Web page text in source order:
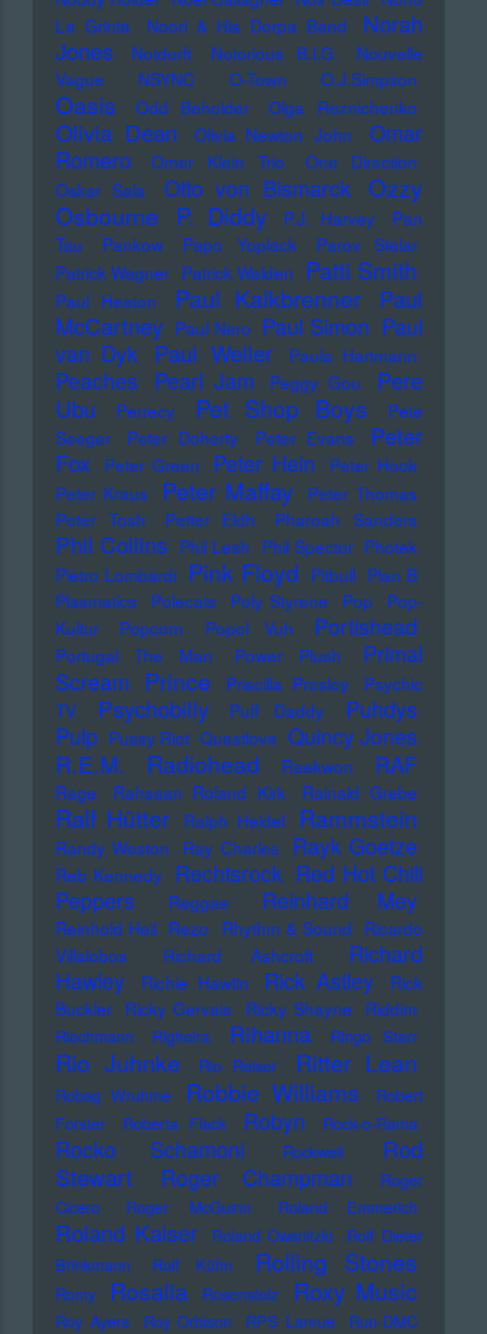
La Grinta
Noori & His Dorpa Band
Norah
Jones
Notdurft Notorious B.I.G.
Nouvelle
Vague
NSYNC O-Town O.J.Simpson
Oasis Odd Beholder Olga Reznichenko
Olivia Dean Olivia Newton John
Omar
Romero
Omer Klein Trio
One Direction
Oskar Sala
Otto von Bismarck Ozzy
Osbourne
P. Diddy P.J. Harvey
Pan
Tau
Pankow Papo Yoplack
Parov Stelar
Patrick Wagner Patrick Walden Patti Smith
Paul Heaton Paul Kalkbrenner
Paul
McCartney Paul Nero Paul Simon Paul
van Dyk Paul Weller Paula Hartmann
Peaches Pearl Jam Peggy Gou
Pere
Ubu
Perrecy Pet Shop Boys
Pete
Seeger
Peter Doherty Peter Evans
Peter
Fox
Peter Green Peter Hein
Peter Hook
Peter Kraus
Peter Maffay
Peter Thomas
Peter Tosh
Petter Eldh Pharoah Sanders
Phil Collins Phil Lesh Phil Spector Photek
Pietro Lombardi
Pink Floyd Pitbull Plan B
Plasmatics
Polecats Poly Styrene Pop
Pop-
Kultur
Popcorn Popol Vuh Portishead
Portugal The Man Power Plush
Primal
Scream
Prince Priscilla Presley
Psychic
TV
Psychobilly Puff Daddy
Puhdys
Pulp Pussy Riot Questlove Quincy Jones
R.E.M. Radiohead Raekwon RAF
Rage Rahsaan Roland Kirk Rainald Grebe
Ralf Hütter Ralph Heidel Rammstein
Randy Weston Ray Charles Rayk Goetze
Reb Kennedy Rechtsrock Red Hot Chili
Peppers
Reggae Reinhard Mey
Reinhold Heil Rezo Rhythm & Sound Ricardo
Villalobos
Richard Ashcroft
Richard
Hawley
Richie Hawtin Rick Astley
Rick
Buckler
Ricky Gervais Ricky Shayne Riddim
Riechmann Righeira Rihanna Ringo Starr
Rio Juhnke Rio Reiser Ritter Lean
Robag Wruhme Robbie Williams
Robert
Forster
Roberta Flack Robyn Rock-o-Rama
Rocko Schamoni Rockwell
Rod
Stewart
Roger Champman
Roger
Cicero
Roger McGuinn Roland Emmerich
Roland Kaiser Roland Owsnitzki
Rolf Dieter
Brinkmann
Rolf Kühn Rolling Stones
Romy Rosalia Rosenstolz Roxy Music
Roy Ayers Roy Orbison RPS Lanrue
Run-DMC